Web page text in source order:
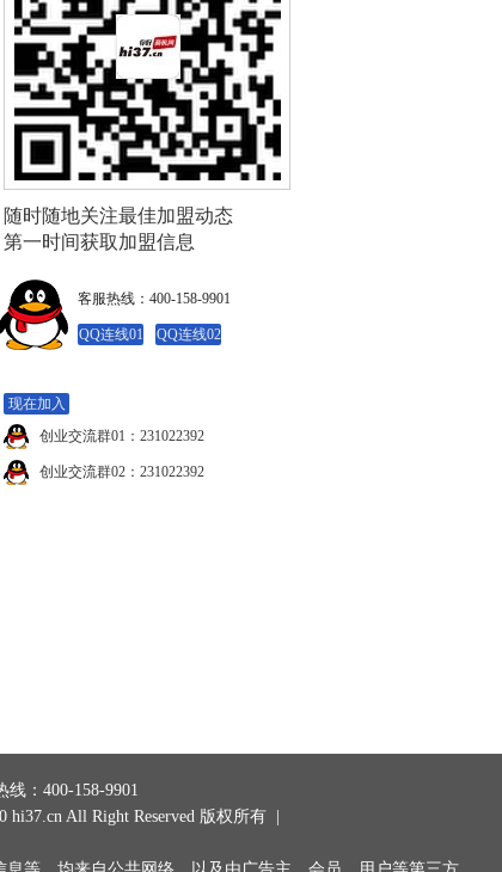
随时随地关注最佳加盟动态
第一时间获取加盟信息
客服热线：400-158-9901
QQ连线01 QQ连线02
现在加入
创业交流群01：231022392
创业交流群02：231022392
线：400-158-9901
hi37.cn All Right Reserved 版权所有 |